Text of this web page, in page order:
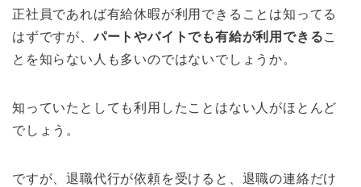
正社員であれば有給休暇が利用できることは知ってる
はずですが、パートやバイトでも有給が利用できるこ
とを知らない人も多いのではないでしょうか。
知っていたとしても利用したことはない人がほとんど
でしょう。
ですが、退職代行が依頼を受けると、退職の連絡だけ